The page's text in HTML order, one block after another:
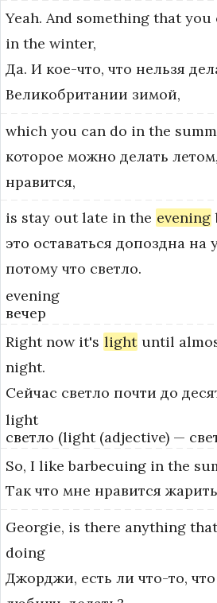
Yeah. And something that you
in the winter,
Да. И кое-что, что нельзя
Великобритании зимой,
which you can do in the
которое можно делать
нравится,
is stay out late in the evening
это оставаться допоздна на
потому что светло.
evening
вечер
Right now it's light until
night.
Сейчас светло почти до
light
светло (light (adjective) —
So, I like barbecuing in the
Так что мне нравится
Georgie, is there anything that
doing
Джорджи, есть ли что-то,